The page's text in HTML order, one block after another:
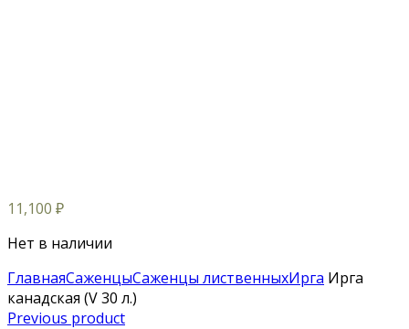
11,100 ₽
Нет в наличии
ГлавнаяСаженцыСаженцы лиственныхИрга Ирга
канадская (V 30 л.)
Previous product